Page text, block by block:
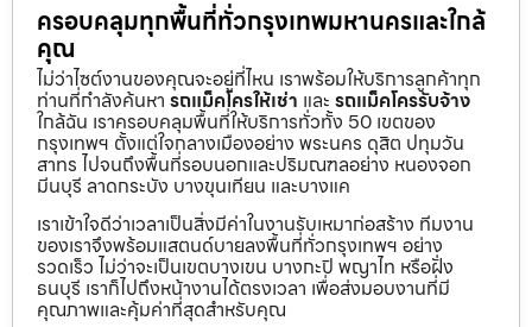
ครอบคลุมทุกพื้นที่ทั่วกรุงเทพมหานครและใกล้
คุณ
ไม่ว่าไซต์งานของคุณจะอยู่ที่ไหน เราพร้อมให้บริการลูกค้าทุก
ท่านที่กำลังค้นหา รถแม็คโครให้เช่า และ รถแม็คโครรับจ้าง
ใกล้ฉัน เราครอบคลุมพื้นที่ให้บริการทั่วทั้ง 50 เขตของ
กรุงเทพฯ ตั้งแต่ใจกลางเมืองอย่าง พระนคร ดุสิต ปทุมวัน
สาทร ไปจนถึงพื้นที่รอบนอกและปริมณฑลอย่าง หนองจอก
มีนบุรี ลาดกระบัง บางขุนเทียน และบางแค
เราเข้าใจดีว่าเวลาเป็นสิ่งมีค่าในงานรับเหมาก่อสร้าง ทีมงาน
ของเราจึงพร้อมแสตนด์บายลงพื้นที่ทั่วกรุงเทพฯ อย่าง
รวดเร็ว ไม่ว่าจะเป็นเขตบางเขน บางกะปิ พญาไท หรือฝั่ง
ธนบุรี เราก็ไปถึงหน้างานได้ตรงเวลา เพื่อส่งมอบงานที่มี
คุณภาพและคุ้มค่าที่สุดสำหรับคุณ